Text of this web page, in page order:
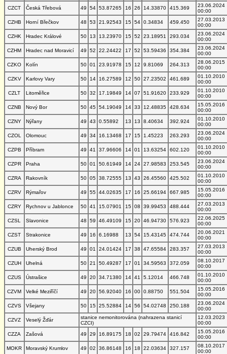
CZCT
Česká Třebová 49 54 53.87265 16 26 14.33870 415.369
23.06.2024
00:00
CZHB
Horní Břečkov 48 53 21.92543 15 54 0.34834 459.450
27.03.2013
00:00
CZHK
Hradec Králové 50 13 13.23970 15 52 23.18951 293.034
23.06.2024
00:00
CZHM
Hradec nad Moravicí 49 52 22.24422 17 52 53.59436 354.384
23.06.2024
00:00
CZKO
Kolín 50 01 23.91978 15 12 9.81069 264.313
28.06.2015
00:00
CZKV
Karlovy Vary 50 14 16.27589 12 50 27.23502 461.689
01.10.2010
00:00
CZLT
Litoměřice 50 32 17.19849 14 07 51.91620 233.929
01.10.2010
00:00
CZNB
Nový Bor 50 45 54.19049 14 33 12.48835 428.634
15.05.2016
00:00
CZNY
Nýřany 49 43 0.55892 13 13 8.40634 392.924
01.10.2010
00:00
CZOL
Olomouc 49 34 16.13468 17 15 1.45223 263.293
23.06.2024
00:00
CZPB
Příbram 49 41 37.96606 14 01 13.63254 602.120
01.10.2010
00:00
CZPR
Praha 50 01 50.61949 14 24 27.98583 253.545
23.06.2024
00:00
CZRA
Rakovník 50 05 38.72555 13 43 26.45560 425.502
01.10.2010
00:00
CZRV
Rýmařov 49 55 44.02635 17 16 25.66194 667.985
15.05.2016
00:00
CZRY
Rychnov u Jablonce 50 41 15.07901 15 08 39.99453 488.444
27.03.2013
00:00
CZSL
Slavonice 48 59 46.49109 15 20 46.94730 576.923
22.06.2025
00:00
CZST
Strakonice 49 16 6.16988 13 54 15.43145 474.744
20.06.2021
00:00
CZUB
Uherský Brod 49 01 24.01424 17 38 47.65584 283.357
27.03.2013
00:00
CZUH
Uhelná 50 21 50.49287 17 01 34.59563 372.059
08.10.2017
00:00
CZUS
Ústrašice 49 20 34.71380 14 41 5.12014 466.748
01.10.2010
00:00
CZVM
Velké Meziříčí 49 20 56.92040 16 00 0.88750 551.504
15.05.2016
00:00
CZVS
Všejany 50 15 25.52884 14 56 54.02748 250.188
23.06.2024
00:00
CZVZ
Veselý Žďár
stanice nemonitorována (nahrazena stanicí
CZCI)
12.03.2023
00:00
CZZA
Zašová 49 29 16.89175 18 02 29.79474 416.842
15.05.2016
00:00
MOKR
Moravský Krumlov 49 02 36.86148 16 18 22.03634 327.157
08.10.2017
00:00